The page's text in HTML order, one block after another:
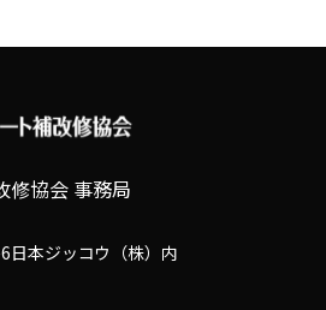
修協会 事務局
本ジッコウ（株）内